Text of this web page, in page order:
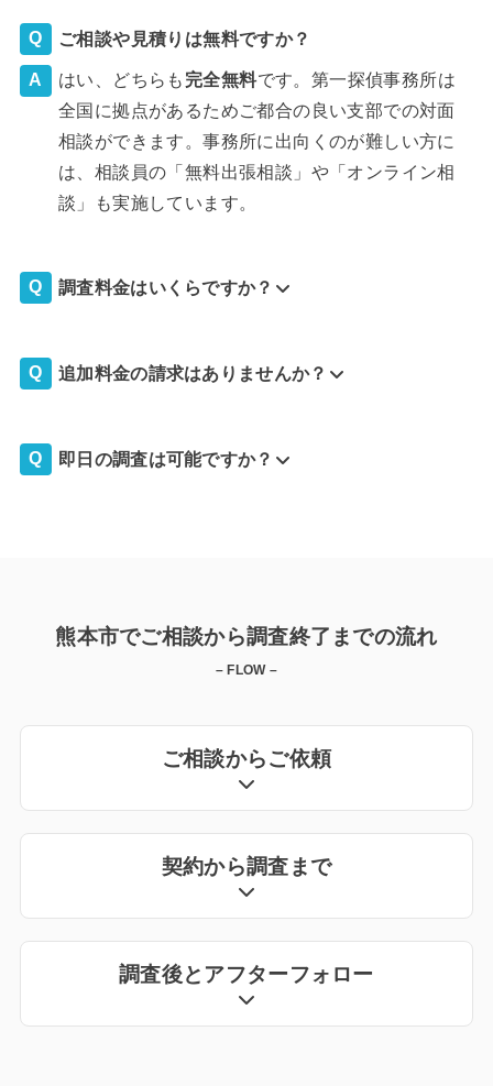
ご相談や見積りは無料ですか？
はい、どちらも 完全無料です。第一探偵事務所は
全国に拠点があるためご都合の良い支部での対面
相談ができます。事務所に出向くのが難しい方に
は、相談員の「無料出張相談」や「オンライン相
談」も実施しています。
調査料金はいくらですか？
追加料金の請求はありませんか？
即日の調査は可能ですか？
熊本市でご相談から調査終了までの流れ
– FLOW –
ご相談からご依頼
契約から調査まで
調査後とアフターフォロー